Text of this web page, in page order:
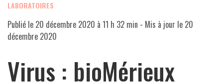
LABORATOIRES
Publié le 20 décembre 2020 à 11 h 32 min - Mis à jour le 20
décembre 2020
Virus : bioMérieux